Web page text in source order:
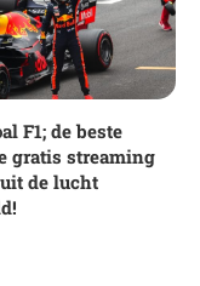
F1; de beste
gratis streaming
de lucht